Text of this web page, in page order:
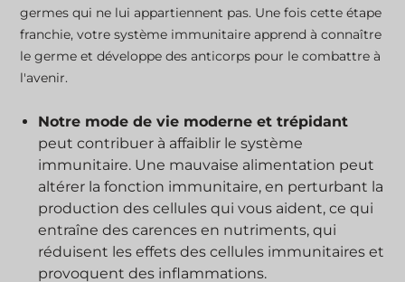
germes qui ne lui appartiennent pas. Une fois cette étape
franchie, votre système immunitaire apprend à connaître
le germe et développe des anticorps pour le combattre à
l'avenir.
Notre mode de vie moderne et trépidant
peut contribuer à affaiblir le système
immunitaire. Une mauvaise alimentation peut
altérer la fonction immunitaire, en perturbant la
production des cellules qui vous aident, ce qui
entraîne des carences en nutriments, qui
réduisent les effets des cellules immunitaires et
provoquent des inflammations.